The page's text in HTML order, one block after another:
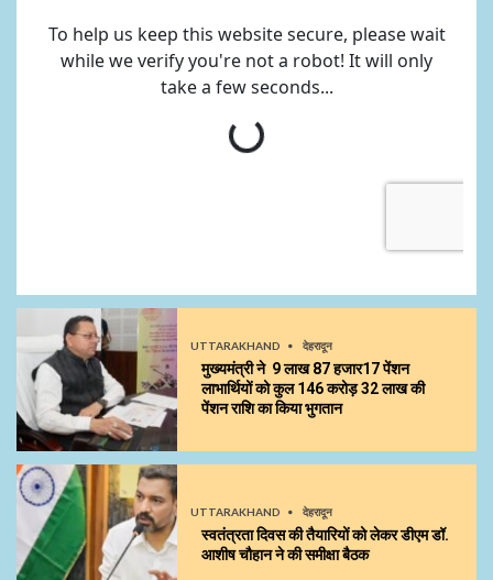
UTTARAKHAND देहरादून
मुख्यमंत्री ने 9 लाख 87 हजार17 पेंशन
लाभार्थियों को कुल ₹146 करोड़ 32 लाख की
पेंशन राशि का किया भुगतान
UTTARAKHAND देहरादून
स्वतंत्रता दिवस की तैयारियों को लेकर डीएम डॉ.
आशीष चौहान ने की समीक्षा बैठक